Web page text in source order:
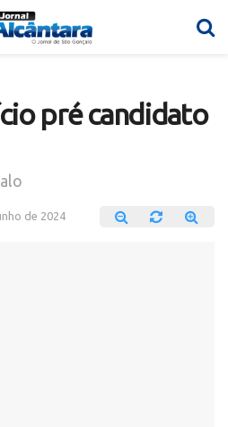
pré candidato
de 2024